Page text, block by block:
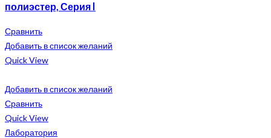
полиэстер, Серия I
Сравнить
Добавить в список желаний
Quick View
Добавить в список желаний
Сравнить
Quick View
Лаборатория